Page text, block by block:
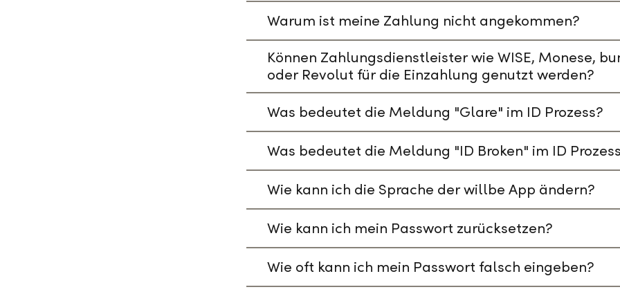
Warum ist meine Zahlung nicht angekommen?
Können Zahlungsdienstleister wie WISE, Monese,
oder Revolut für die Einzahlung genutzt werden?
Was bedeutet die Meldung "Glare" im ID Prozess?
Was bedeutet die Meldung "ID Broken" im ID
Wie kann ich die Sprache der willbe App ändern?
Wie kann ich mein Passwort zurücksetzen?
Wie oft kann ich mein Passwort falsch eingeben?